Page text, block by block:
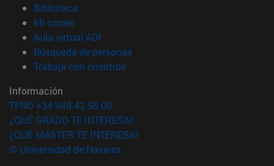
Biblioteca
Mi correo(abre en nueva ventana)
Aula virtual ADI
Búsqueda de personas(abre en nueva ventana)
Trabaja con nosotros(abre en nueva ventana)
Información
TFNO +34 948 42 56 00
¿QUÉ GRADO TE INTERESA?
¿QUÉ MÁSTER TE INTERESA?
© Universidad de Navarra